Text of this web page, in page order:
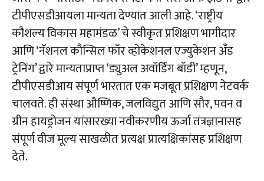
टीपीएसडीआयला मान्यता देण्यात आली आहे. ‘राष्ट्रीय
कौशल्य विकास महामंडळ’ चे स्वीकृत प्रशिक्षण भागीदार
आणि ‘नॅशनल कौन्सिल फॉर व्होकेशनल एज्युकेशन अँड
ट्रेनिंग’ द्वारे मान्यताप्राप्त ‘ड्युअल अवॉर्डिंग बॉडी’ म्हणून,
टीपीएसडीआय संपूर्ण भारतात एक मजबूत प्रशिक्षण नेटवर्क
चालवते. ही संस्था औष्णिक, जलविद्युत आणि सौर, पवन व
ग्रीन हायड्रोजन यांसारख्या नवीकरणीय ऊर्जा तंत्रज्ञानासह
संपूर्ण वीज मूल्य साखळीत प्रत्यक्ष प्रात्यक्षिकांसह प्रशिक्षण
देते.